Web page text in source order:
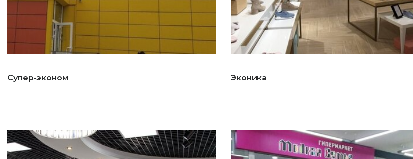
Супер-эконом Эконика